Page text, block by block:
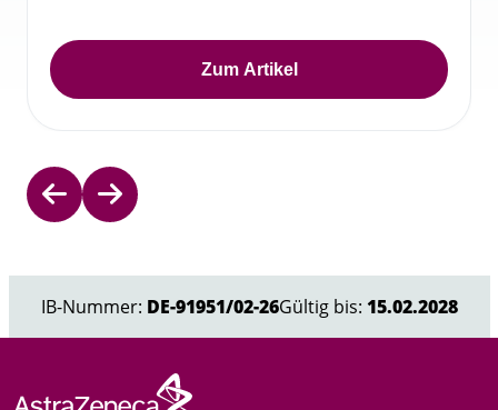
Zum Artikel
IB-Nummer: DE-91951/02-26Gültig bis: 15.02.2028